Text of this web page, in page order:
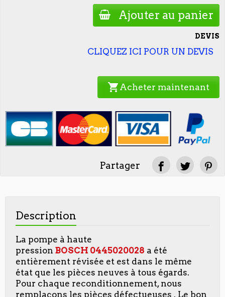
Ajouter au panier
DEVIS
CLIQUEZ ICI POUR UN DEVIS
shopping_cart Acheter maintenant
Partager
Description
La pompe à haute
pression BOSCH 0445020028 a été
entièrement révisée et est dans le même
état que les pièces neuves à tous égards.
Pour chaque reconditionnement, nous
remplaçons les pièces défectueuses . Le bon